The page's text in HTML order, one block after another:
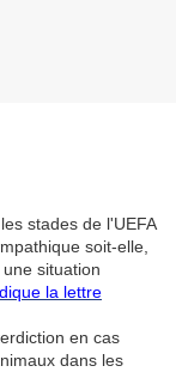
stades de l'UEFA
soit-elle,
situation
la lettre
en cas
dans les